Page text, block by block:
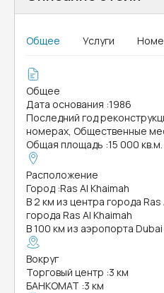
Общее Услуги
Общее
Дата основания :1986
Последний год
номерах, Общественные
Общая площадь :15 000 кв.м.
Расположение
Город :Ras Al Khaimah
В 2 км из центра города Ras
города Ras Al Khaimah
В 100 км из аэропорта
Вокруг
Торговый центр :3 км
БАНКОМАТ :3 км